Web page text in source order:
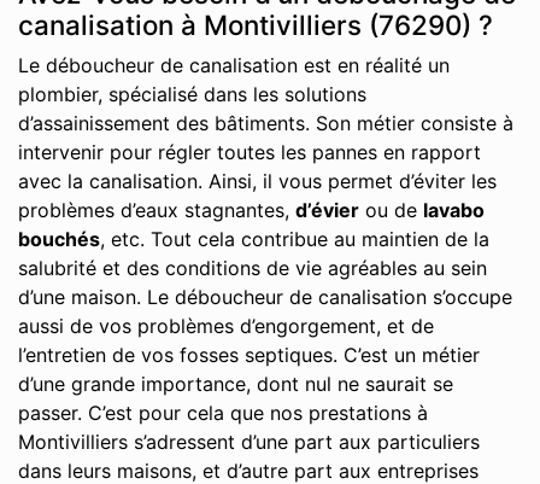
canalisation à Montivilliers (76290) ?
Le déboucheur de canalisation est en réalité un
plombier, spécialisé dans les solutions
d’assainissement des bâtiments. Son métier consiste à
intervenir pour régler toutes les pannes en rapport
avec la canalisation. Ainsi, il vous permet d’éviter les
problèmes d’eaux stagnantes, d’évier ou de lavabo
bouchés, etc. Tout cela contribue au maintien de la
salubrité et des conditions de vie agréables au sein
d’une maison. Le déboucheur de canalisation s’occupe
aussi de vos problèmes d’engorgement, et de
l’entretien de vos fosses septiques. C’est un métier
d’une grande importance, dont nul ne saurait se
passer. C’est pour cela que nos prestations à
Montivilliers s’adressent d’une part aux particuliers
dans leurs maisons, et d’autre part aux entreprises